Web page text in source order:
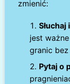
zmienić:
jest
granic
Pytaj o